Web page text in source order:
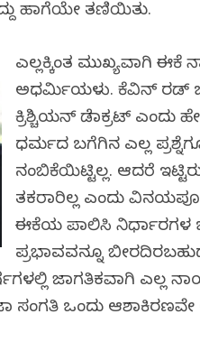
ಹಾಗೆಯೇ ತಣಿಯಿತು.
ಎಲ್ಲಕ್ಕಿಂತ ಮುಖ್ಯವಾಗಿ ಈಕೆ
ಅಧರ್ಮಿಯಳು. ಕೆವಿನ್ ರಡ್
ಕ್ರಿಶ್ಚಿಯನ್ ಡೆಮಾಕ್ರಟ್ ಎಂದು
ಧರ್ಮದ ಬಗೆಗಿನ ಎಲ್ಲ
ನಂಬಿಕೆಯಿಟ್ಟಿಲ್ಲ. ಆದರೆ
ತಕರಾರಿಲ್ಲ ಎಂದು
ಈಕೆಯ ಪಾಲಿಸಿ ನಿರ್ಧಾರಗಳ
ಪ್ರಭಾವವನ್ನೂ
ಜಾಗತಿಕವಾಗಿ ಎಲ್ಲ
ಸಂಗತಿ ಒಂದು ಆಶಾಕಿರಣವೇ